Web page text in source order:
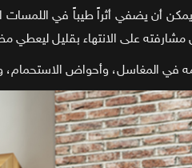
أن يضفي أثراً طيباً في اللمسات
مشارفته على الانتهاء بقليل ليعطي
في المغاسل، وأحواض الاستحمام،